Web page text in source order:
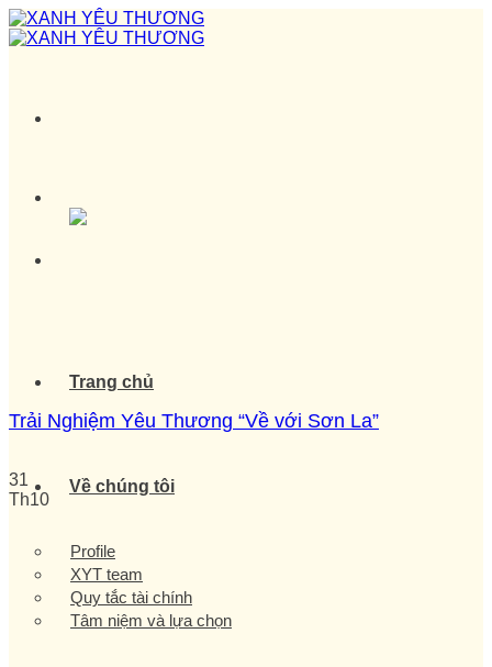
Skip
to
Trang chủ
Về chúng tôi
Profile
XYT team
Quy tắc tài chính
Tâm niệm và lựa chọn
Trải Nghiệm Yêu Thương “Về với Sơn La”
31
Th10